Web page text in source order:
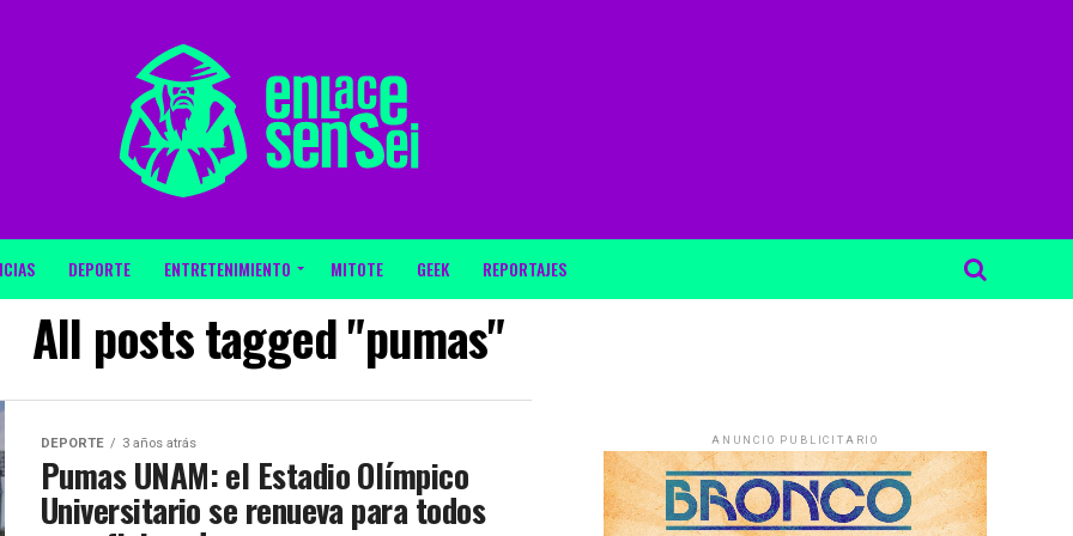
DEPORTE ENTRETENIMIENTO MITOTE GEEK REPORTAJES
All posts tagged "pumas"
DEPORTE 3 años atrás
Pumas UNAM: el Estadio Olímpico
Universitario se renueva para todos
ANUNCIO PUBLICITARIO